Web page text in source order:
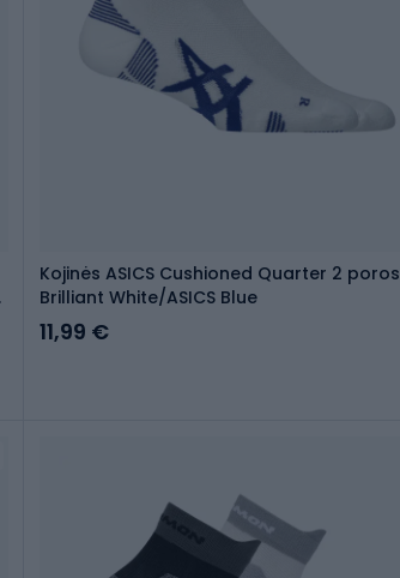
Kojinės ASICS Cushioned Quarter 2 poros
Brilliant White/ASICS Blue
11,99 €